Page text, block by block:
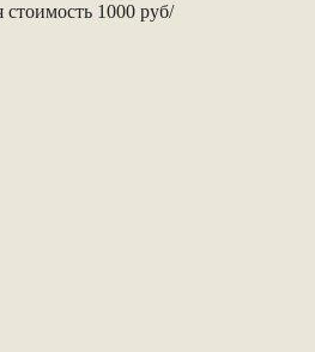
1000 руб/